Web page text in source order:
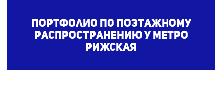
Портфолио по поэтажному
распространениюу метро
Рижская